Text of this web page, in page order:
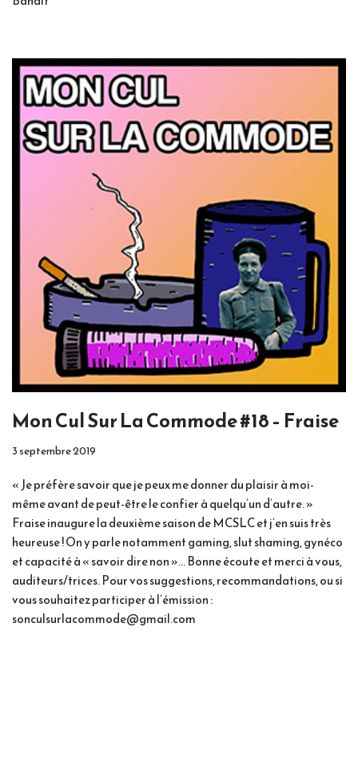
Mon Cul Sur La Commode #18 – Fraise
3 septembre 2019
« Je préfère savoir que je peux me donner du plaisir à moi-
même avant de peut-être le confier à quelqu’un d’autre. »
Fraise inaugure la deuxième saison de MCSLC et j’en suis très
heureuse ! On y parle notamment gaming, slut shaming, gynéco
et capacité à « savoir dire non »… Bonne écoute et merci à vous,
auditeurs/trices. Pour vos suggestions, recommandations, ou si
vous souhaitez participer à l’émission :
sonculsurlacommode@gmail.com